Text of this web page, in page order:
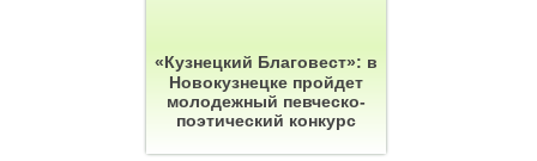
«Кузнецкий Благовест»: в
Новокузнецке пройдет
молодежный певческо-
поэтический конкурс